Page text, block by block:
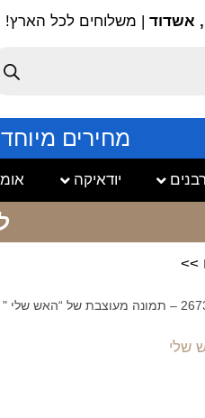
| משלוחים לכל הארץ!
מחירים
רבנים יודאיקה
>>
מעוצבת של “האש שלי " על קנבס או זכוכית מחוסמת